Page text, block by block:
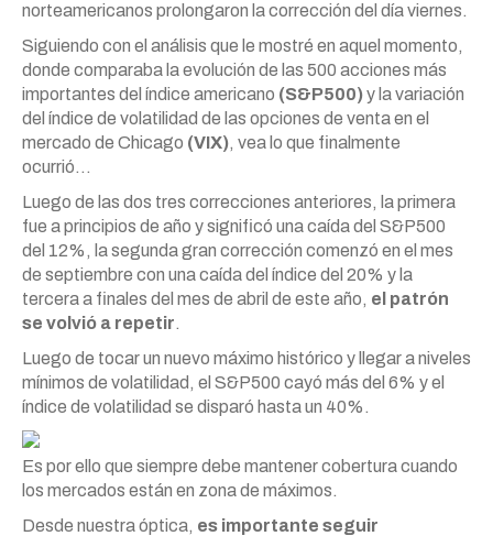
norteamericanos prolongaron la corrección del día viernes.
Siguiendo con el análisis que le mostré en aquel momento,
donde comparaba la evolución de las 500 acciones más
importantes del índice americano (S&P500)y la variación
del índice de volatilidad de las opciones de venta en el
mercado de Chicago (VIX), vea lo que finalmente
ocurrió…
Luego de las dos tres correcciones anteriores, la primera
fue a principios de año y significó una caída del S&P500
del 12%, la segunda gran corrección comenzó en el mes
de septiembre con una caída del índice del 20% y la
tercera a finales del mes de abril de este año, el patrón
se volvió a repetir.
Luego de tocar un nuevo máximo histórico y llegar a niveles
mínimos de volatilidad, el S&P500 cayó más del 6% y el
índice de volatilidad se disparó hasta un 40%.
Es por ello que siempre debe mantener cobertura cuando
los mercados están en zona de máximos.
Desde nuestra óptica, es importante seguir